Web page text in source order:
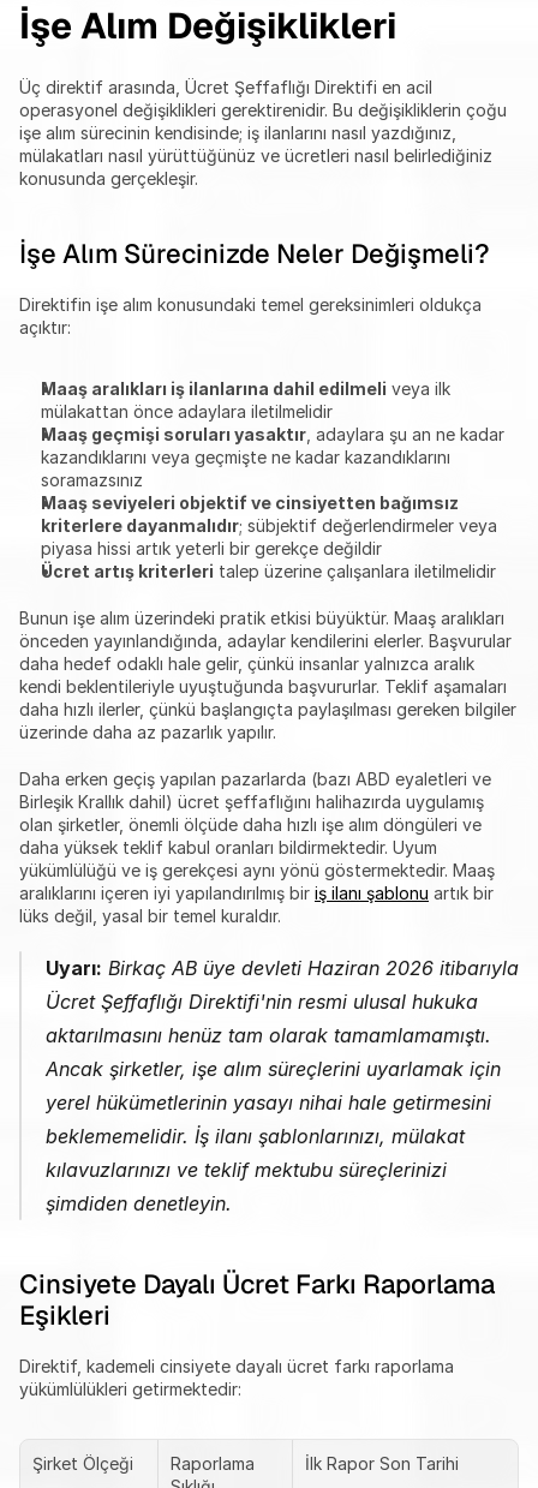
İşe Alım Değişiklikleri
Üç direktif arasında, Ücret Şeffaflığı Direktifi en acil
operasyonel değişiklikleri gerektirenidir. Bu değişikliklerin çoğu
işe alım sürecinin kendisinde; iş ilanlarını nasıl yazdığınız,
mülakatları nasıl yürüttüğünüz ve ücretleri nasıl belirlediğiniz
konusunda gerçekleşir.
İşe Alım Sürecinizde Neler Değişmeli?
Direktifin işe alım konusundaki temel gereksinimleri oldukça
açıktır:
Maaş aralıkları iş ilanlarına dahil edilmeli veya ilk
mülakattan önce adaylara iletilmelidir
Maaş geçmişi soruları yasaktır , adaylara şu an ne kadar
kazandıklarını veya geçmişte ne kadar kazandıklarını
soramazsınız
Maaş seviyeleri objektif ve cinsiyetten bağımsız
kriterlere dayanmalıdır; sübjektif değerlendirmeler veya
piyasa hissi artık yeterli bir gerekçe değildir
Ücret artış kriterleri talep üzerine çalışanlara iletilmelidir
Bunun işe alım üzerindeki pratik etkisi büyüktür. Maaş aralıkları
önceden yayınlandığında, adaylar kendilerini elerler. Başvurular
daha hedef odaklı hale gelir, çünkü insanlar yalnızca aralık
kendi beklentileriyle uyuştuğunda başvururlar. Teklif aşamaları
daha hızlı ilerler, çünkü başlangıçta paylaşılması gereken bilgiler
üzerinde daha az pazarlık yapılır.
Daha erken geçiş yapılan pazarlarda (bazı ABD eyaletleri ve
Birleşik Krallık dahil) ücret şeffaflığını halihazırda uygulamış
olan şirketler, önemli ölçüde daha hızlı işe alım döngüleri ve
daha yüksek teklif kabul oranları bildirmektedir. Uyum
yükümlülüğü ve iş gerekçesi aynı yönü göstermektedir. Maaş
aralıklarını içeren iyi yapılandırılmış bir iş ilanı şablonu artık bir
lüks değil, yasal bir temel kuraldır.
Uyarı: Birkaç AB üye devleti Haziran 2026 itibarıyla
Ücret Şeffaflığı Direktifi'nin resmi ulusal hukuka
aktarılmasını henüz tam olarak tamamlamamıştı.
Ancak şirketler, işe alım süreçlerini uyarlamak için
yerel hükümetlerinin yasayı nihai hale getirmesini
beklememelidir. İş ilanı şablonlarınızı, mülakat
kılavuzlarınızı ve teklif mektubu süreçlerinizi
şimdiden denetleyin.
Cinsiyete Dayalı Ücret Farkı Raporlama
Eşikleri
Direktif, kademeli cinsiyete dayalı ücret farkı raporlama
yükümlülükleri getirmektedir:
Şirket Ölçeği
Raporlama
İlk Rapor Son Tarihi